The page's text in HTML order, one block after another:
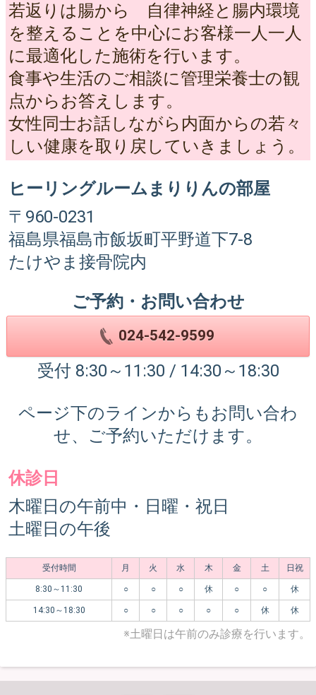
若返りは腸から 自律神経と腸内環境
を整えることを中心にお客様一人一人
に最適化した施術を行います。
食事や生活のご相談に管理栄養士の観
点からお答えします。
女性同士お話しながら内面からの若々
しい健康を取り戻していきましょう。
ヒーリングルームまりりんの部屋
〒960-0231
福島県福島市飯坂町平野道下7-8
たけやま接骨院内
ご予約・お問い合わせ
024-542-9599
受付 8:30～11:30 / 14:30～18:30
ページ下のラインからもお問い合わ
せ、ご予約いただけます。
休診日
木曜日の午前中・日曜・祝日
土曜日の午後
受付時間 月 火 水 木 金 土 日祝
8:30～11:30 ○ ○ ○ 休 ○ ○ 休
14:30～18:30 ○ ○ ○ ○ ○ 休 休
※土曜日は午前のみ診療を行います。